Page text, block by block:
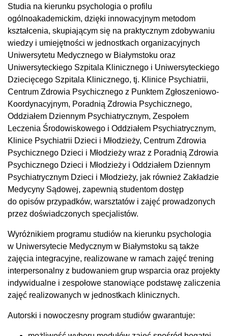
Studia na kierunku psychologia o profilu
ogólnoakademickim, dzięki innowacyjnym metodom
kształcenia, skupiającym się na praktycznym zdobywaniu
wiedzy i umiejętności w jednostkach organizacyjnych
Uniwersytetu Medycznego w Białymstoku oraz
Uniwersyteckiego Szpitala Klinicznego i Uniwersyteckiego
Dziecięcego Szpitala Klinicznego, tj. Klinice Psychiatrii,
Centrum Zdrowia Psychicznego z Punktem Zgłoszeniowo-
Koordynacyjnym, Poradnią Zdrowia Psychicznego,
Oddziałem Dziennym Psychiatrycznym, Zespołem
Leczenia Środowiskowego i Oddziałem Psychiatrycznym,
Klinice Psychiatrii Dzieci i Młodzieży, Centrum Zdrowia
Psychicznego Dzieci i Młodzieży wraz z Poradnią Zdrowia
Psychicznego Dzieci i Młodzieży i Oddziałem Dziennym
Psychiatrycznym Dzieci i Młodzieży, jak również Zakładzie
Medycyny Sądowej, zapewnią studentom dostęp
do opisów przypadków, warsztatów i zajęć prowadzonych
przez doświadczonych specjalistów.
Wyróżnikiem programu studiów na kierunku psychologia
w Uniwersytecie Medycznym w Białymstoku są także
zajęcia integracyjne, realizowane w ramach zajęć trening
interpersonalny z budowaniem grup wsparcia oraz projekty
indywidualne i zespołowe stanowiące podstawę zaliczenia
zajęć realizowanych w jednostkach klinicznych.
Autorski i nowoczesny program studiów gwarantuje: